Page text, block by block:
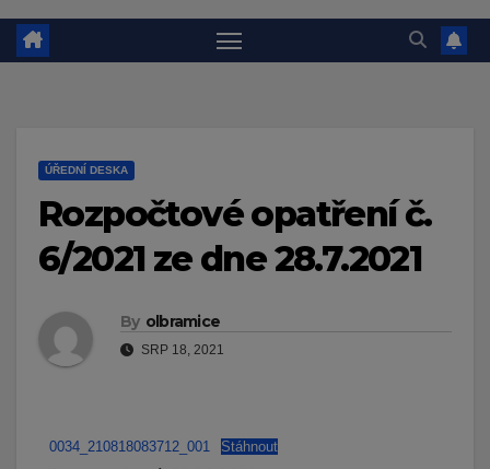
ÚŘEDNÍ DESKA
Rozpočtové opatření č.
6/2021 ze dne 28.7.2021
By olbramice
SRP 18, 2021
0034_210818083712_001 Stáhnout